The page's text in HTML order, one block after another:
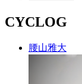
CYCLOG
腰山雅大